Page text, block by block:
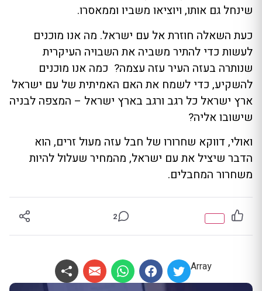
שינחל גם אותו, ויוציאו משביו וממאסרו.
כעת השאלה חוזרת אל עם ישראל. מה אנו מוכנים
לעשות כדי להתיר משביה את השבויה העיקרית
שנותרה בעזה העיר עזה עצמה? כמה אנו מוכנים
להשקיע, כדי לשמח את האם האמיתית של עם ישראל
ארץ ישראל כל רגב ורגב בארץ ישראל – המצפה לבניה
שישובו אליה?
ואולי, דווקא שחרורו של חבל עזה מעול זרים, הוא
הדבר שיציל את עם ישראל, מהמחיר שעלול להיות
משחרור המחבלים.
2
Array